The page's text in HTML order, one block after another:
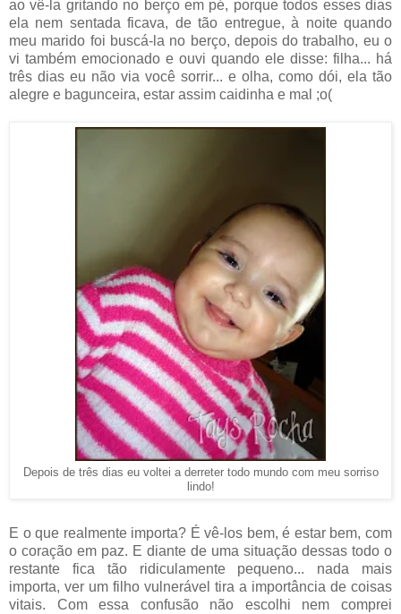
ao vê-la gritando no berço em pé, porque todos esses dias
ela nem sentada ficava, de tão entregue, à noite quando
meu marido foi buscá-la no berço, depois do trabalho, eu o
vi também emocionado e ouvi quando ele disse: filha... há
três dias eu não via você sorrir... e olha, como dói, ela tão
alegre e bagunceira, estar assim caidinha e mal ;o(
Depois de três dias eu voltei a derreter todo mundo com meu sorriso
lindo!
E o que realmente importa? É vê-los bem, é estar bem, com
o coração em paz. E diante de uma situação dessas todo o
restante fica tão ridiculamente pequeno... nada mais
importa, ver um filho vulnerável tira a importância de coisas
vitais. Com essa confusão não escolhi nem comprei